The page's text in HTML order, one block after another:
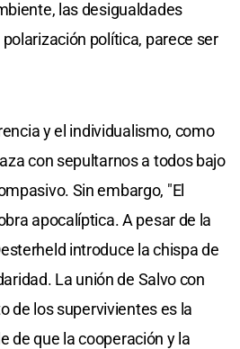
las desigualdades
política, parece ser
y el individualismo, como
con sepultarnos a todos bajo
Sin embargo, "El
apocalíptica. A pesar de la
introduce la chispa de
La unión de Salvo con
de los supervivientes es la
de que la cooperación y la